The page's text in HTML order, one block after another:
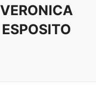
VERONICA
ESPOSITO